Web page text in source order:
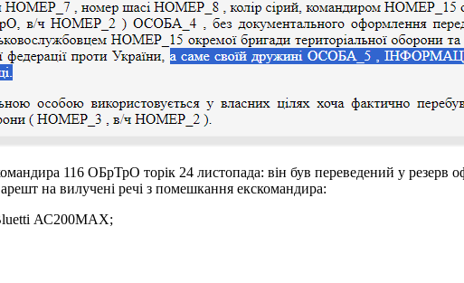
116 ОБрТрО торік 24 листопада: він був переведений у резерв
на вилучені речі з помешкання екскомандира:
Bluetti АС200МАХ;